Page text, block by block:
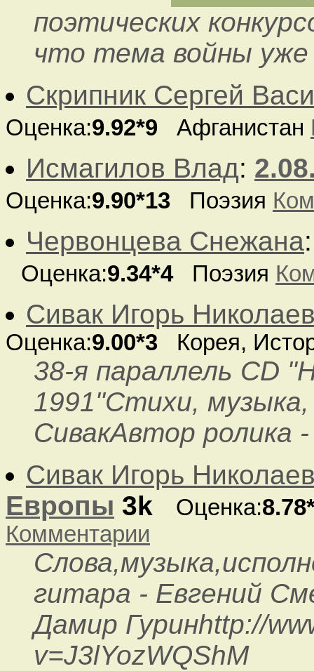
поэтических
что тема войны уже
Скрипник Сергей
Оценка:9.92*9 Афганистан
Исмагилов Влад:
Оценка:9.90*13 Поэзия
Червонцева Снежана
Оценка:9.34*4Поэзия
Сивак Игорь
Оценка:9.00*3 Корея,
38-я параллель CD
1991"Стихи,
СивакАвтор ролика
Сивак Игорь
Европы 3k Оценка:
Комментарии
гитара - Евгений
Дамир Гуринhttp://
v=J3lYozWQShM